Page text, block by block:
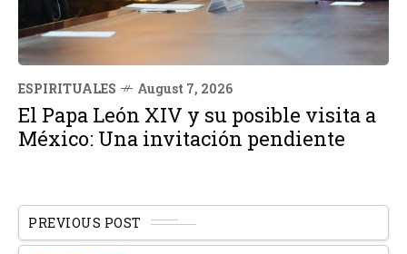
ESPIRITUALES August 7, 2026
El Papa León XIV y su posible visita a
México: Una invitación pendiente
PREVIOUS POST